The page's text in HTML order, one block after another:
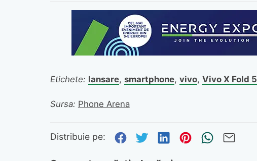
Etichete: lansare, smartphone, vivo, Vivo X Fold 5
Sursa: Phone Arena
Distribuie pe: Distribuie pe Facebook
Distribuie pe
Distribuie pe
Distribuie